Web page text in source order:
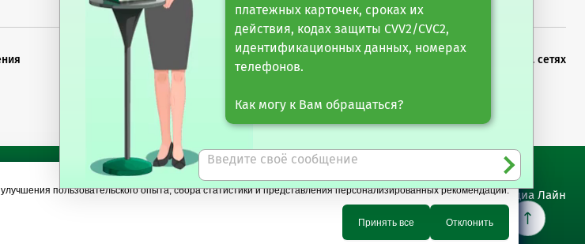
Будь в курсе последних новостей
Подписаться на рассылку
Можете следить за нами в соц. сетях
Сайты Беларусбанка Сайт разработан Медиа Лайн
пользовательского опыта, сбора статистики и представления персонализированных рекомендаций.
Принять все Отклонить
платежных карточек, сроках их
действия, кодах защиты CVV2/CVC2,
идентификационных данных, номерах
телефонов.
Как могу к Вам обращаться?